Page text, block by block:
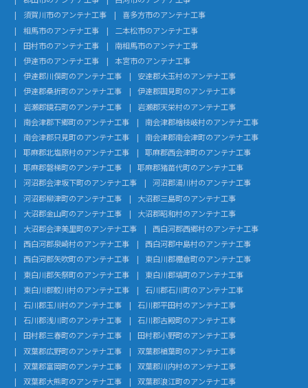
須賀川市のアンテナ工事
喜多方市のアンテナ工事
相馬市のアンテナ工事
二本松市のアンテナ工事
田村市のアンテナ工事
南相馬市のアンテナ工事
伊達市のアンテナ工事
本宮市のアンテナ工事
伊達郡川俣町のアンテナ工事
安達郡大玉村のアンテナ工事
伊達郡桑折町のアンテナ工事
伊達郡国見町のアンテナ工事
岩瀬郡鏡石町のアンテナ工事
岩瀬郡天栄村のアンテナ工事
南会津郡下郷町のアンテナ工事
南会津郡檜枝岐村のアンテナ工事
南会津郡只見町のアンテナ工事
南会津郡南会津町のアンテナ工事
耶麻郡北塩原村のアンテナ工事
耶麻郡西会津町のアンテナ工事
耶麻郡磐梯町のアンテナ工事
耶麻郡猪苗代町のアンテナ工事
河沼郡会津坂下町のアンテナ工事
河沼郡湯川村のアンテナ工事
河沼郡柳津町のアンテナ工事
大沼郡三島町のアンテナ工事
大沼郡金山町のアンテナ工事
大沼郡昭和村のアンテナ工事
大沼郡会津美里町のアンテナ工事
西白河郡西郷村のアンテナ工事
西白河郡泉崎村のアンテナ工事
西白河郡中島村のアンテナ工事
西白河郡矢吹町のアンテナ工事
東白川郡棚倉町のアンテナ工事
東白川郡矢祭町のアンテナ工事
東白川郡塙町のアンテナ工事
東白川郡鮫川村のアンテナ工事
石川郡石川町のアンテナ工事
石川郡玉川村のアンテナ工事
石川郡平田村のアンテナ工事
石川郡浅川町のアンテナ工事
石川郡古殿町のアンテナ工事
田村郡三春町のアンテナ工事
田村郡小野町のアンテナ工事
双葉郡広野町のアンテナ工事
双葉郡楢葉町のアンテナ工事
双葉郡富岡町のアンテナ工事
双葉郡川内村のアンテナ工事
双葉郡大熊町のアンテナ工事
双葉郡浪江町のアンテナ工事